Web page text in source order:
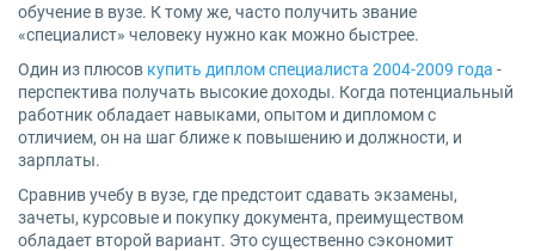
обучение в вузе. К тому же, часто получить звание
«специалист» человеку нужно как можно быстрее.
Один из плюсов купить диплом специалиста 2004-2009 года -
перспектива получать высокие доходы. Когда потенциальный
работник обладает навыками, опытом и дипломом с
отличием, он на шаг ближе к повышению и должности, и
зарплаты.
Сравнив учебу в вузе, где предстоит сдавать экзамены,
зачеты, курсовые и покупку документа, преимуществом
обладает второй вариант. Это существенно сэкономит